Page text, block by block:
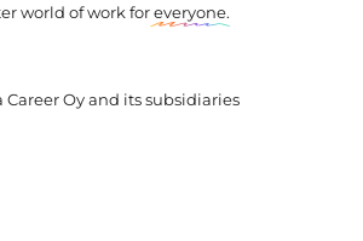
world of work foreveryone.
Oy and its subsidiaries